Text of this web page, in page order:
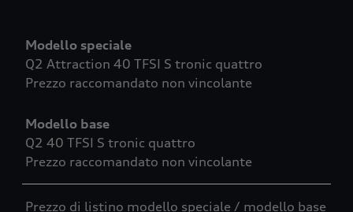
Modello speciale
Q2 Attraction 40 TFSI S tronic quattro
Prezzo raccomandato non vincolante
Modello base
Q2 40 TFSI S tronic quattro
Prezzo raccomandato non vincolante
Prezzo di listino modello speciale / modello base